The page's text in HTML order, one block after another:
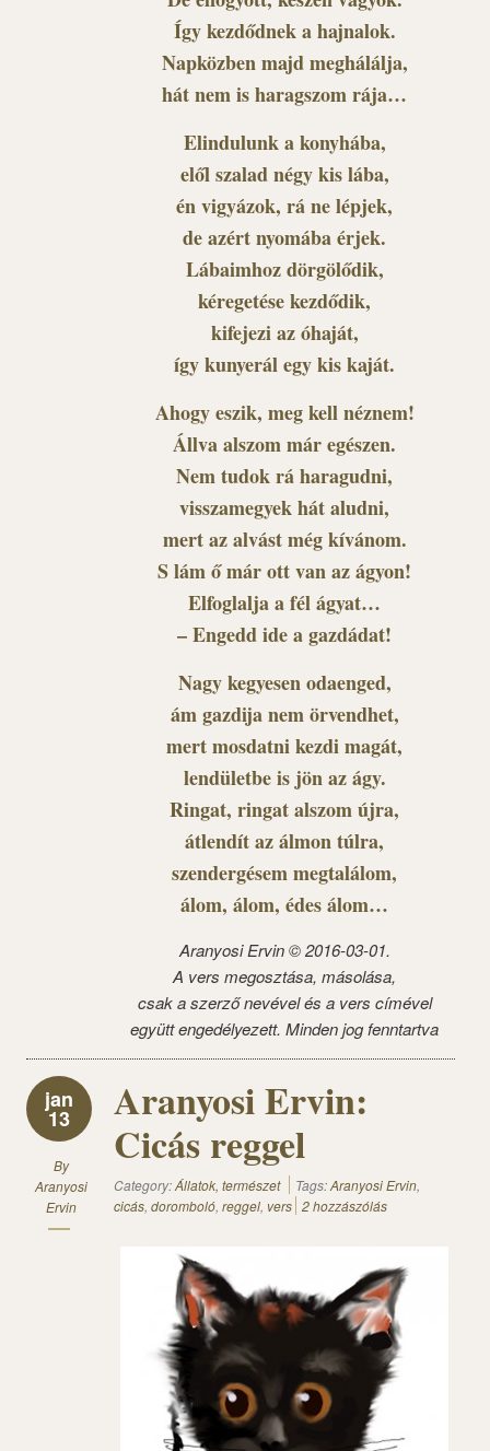
Így kezdődnek a hajnalok.
Napközben majd meghálálja,
hát nem is haragszom rája…
Elindulunk a konyhába,
elől szalad négy kis lába,
én vigyázok, rá ne lépjek,
de azért nyomába érjek.
Lábaimhoz dörgölődik,
kéregetése kezdődik,
kifejezi az óhaját,
így kunyerál egy kis kaját.
Ahogy eszik, meg kell néznem!
Állva alszom már egészen.
Nem tudok rá haragudni,
visszamegyek hát aludni,
mert az alvást még kívánom.
S lám ő már ott van az ágyon!
Elfoglalja a fél ágyat…
– Engedd ide a gazdádat!
Nagy kegyesen odaenged,
ám gazdija nem örvendhet,
mert mosdatni kezdi magát,
lendületbe is jön az ágy.
Ringat, ringat alszom újra,
átlendít az álmon túlra,
szendergésem megtalálom,
álom, álom, édes álom…
Aranyosi Ervin © 2016-03-01.
A vers megosztása, másolása,
csak a szerző nevével és a vers címével
együtt engedélyezett. Minden jog fenntartva
jan
13
By
Aranyosi
Ervin
Aranyosi Ervin:
Cicás reggel
Category:Állatok, természet Tags:Aranyosi Ervin,
cicás, doromboló, reggel, vers 2 hozzászólás